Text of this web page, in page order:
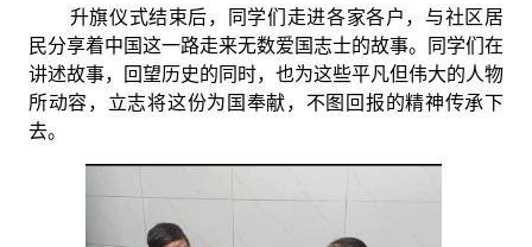
升旗仪式结束后，同学们走进各家各户，与社区居
民分享着中国这一路走来无数爱国志士的故事。同学们在
讲述故事，回望历史的同时，也为这些平凡但伟大的人物
所动容，立志将这份为国奉献，不图回报的精神传承下
去。